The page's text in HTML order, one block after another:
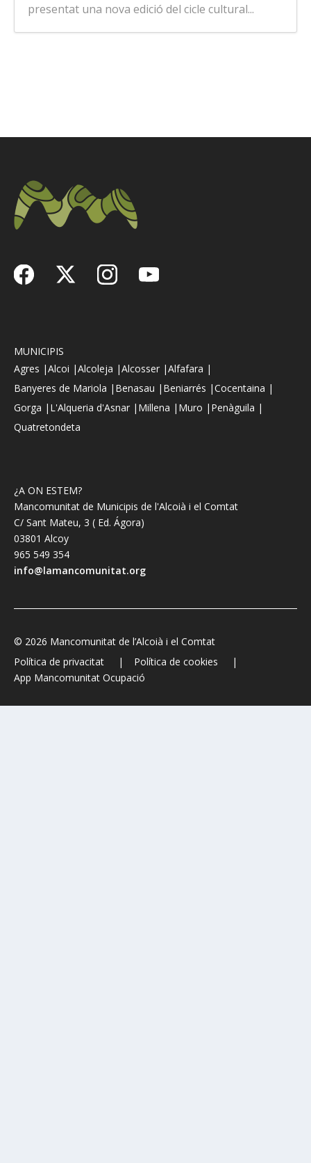
presentat una nova edició del cicle cultural...
MUNICIPIS
Agres |Alcoi |Alcoleja |Alcosser |Alfafara |
Banyeres de Mariola | Benasau | Beniarrés |Cocentaina |
Gorga | L'Alqueria d'Asnar | Millena | Muro | Penàguila |
Quatretondeta
¿A ON ESTEM?
Mancomunitat de Municipis de l'Alcoià i el Comtat
C/ Sant Mateu, 3 ( Ed. Ágora)
03801 Alcoy
965 549 354
info@lamancomunitat.org
© 2026 Mancomunitat de l’Alcoià i el Comtat
Política de privacitat
Política de cookies
App Mancomunitat Ocupació